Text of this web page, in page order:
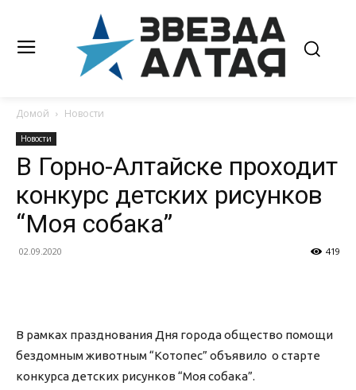
Домой Новости
Новости
В Горно-Алтайске проходит
конкурс детских рисунков
“Моя собака”
02.09.2020 419
В рамках празднования Дня города общество помощи
бездомным животным “Котопес” объявило о старте
конкурса детских рисунков “Моя собака”.